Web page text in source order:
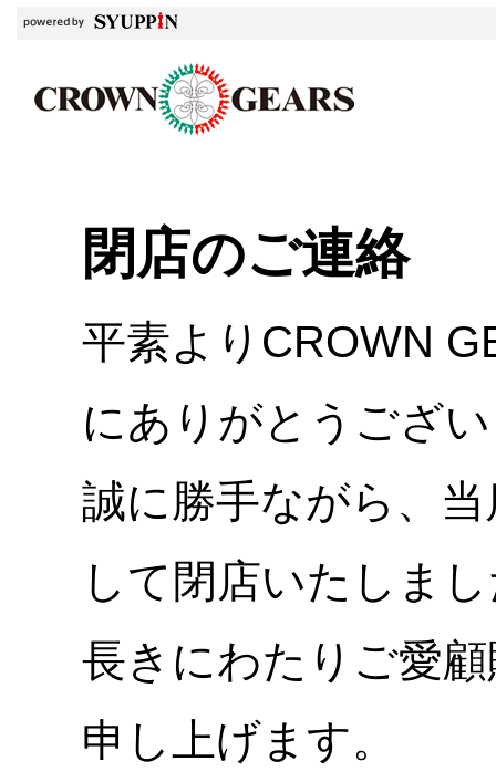
閉店のご連絡
平素よりCROWN
にありがとうござ
誠に勝手ながら、
して閉店いたしま
長きにわたりご愛
申し上げます。